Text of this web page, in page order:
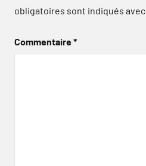
obligatoires sont indiqués avec
Commentaire*